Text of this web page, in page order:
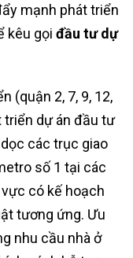
mạnh phát triển
kêu gọi đầu tư dự
(quận 2, 7, 9, 12,
triển dự án đầu tư
các trục giao
số 1 tại các
có kế hoạch
tương ứng. Ưu
nhu cầu nhà ở